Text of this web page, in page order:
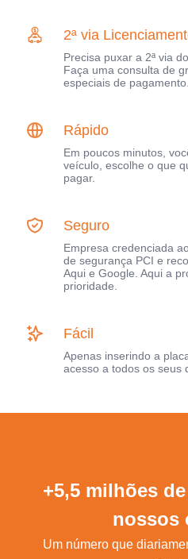
2ª via
Precisa puxar a 2ª via
Faça uma consulta de
especiais de pagamento.
Rápido
Em poucos minutos,
veículo, escolhe o que
pagar.
Seguro
Empresa credenciada
de segurança PCI e
Aqui e Google. Aqui a
prioridade.
Fácil
Apenas inserindo a
acesso a todos os seus
+5,5 milhões
nossos
Um número que